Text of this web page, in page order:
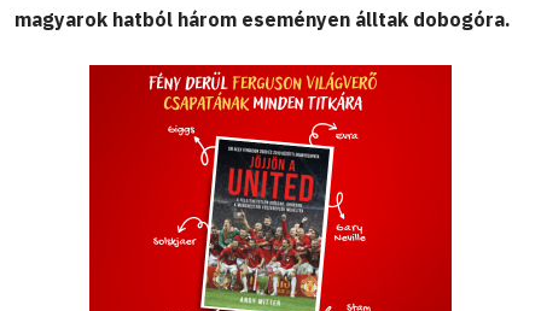
magyarok hatból három eseményen álltak dobogóra.